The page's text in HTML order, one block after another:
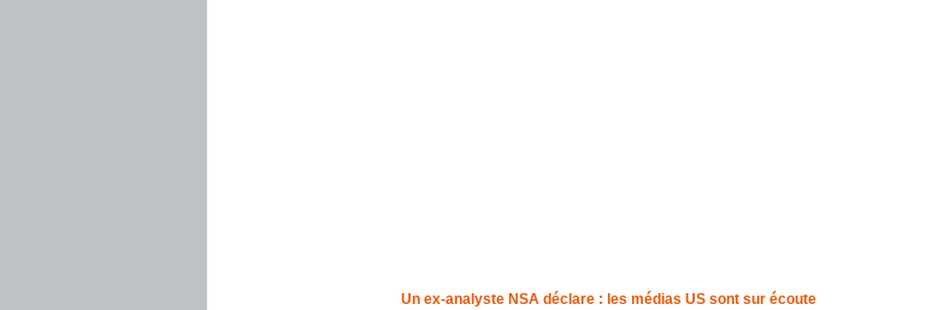
Un ex-analyste NSA déclare : les médias US sont sur écoute